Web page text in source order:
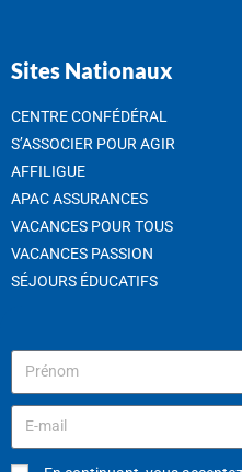
Sites Nationaux
CENTRE CONFÉDÉRAL
S’ASSOCIER POUR AGIR
AFFILIGUE
APAC ASSURANCES
VACANCES POUR TOUS
VACANCES PASSION
SÉJOURS ÉDUCATIFS